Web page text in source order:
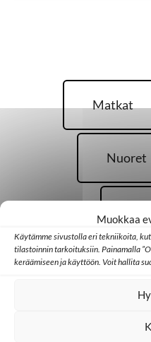
Muokkaa
Käytämme sivustolla eri tekniikoita,
tilastoinnin tarkoituksiin. Painamalla
keräämiseen ja käyttöön. Voit hallita
Matkat
Nuoret